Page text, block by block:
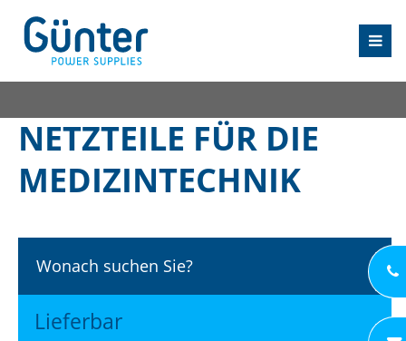
NETZTEILE FÜR DIE
MEDIZINTECHNIK
Wonach suchen Sie?
Lieferbar